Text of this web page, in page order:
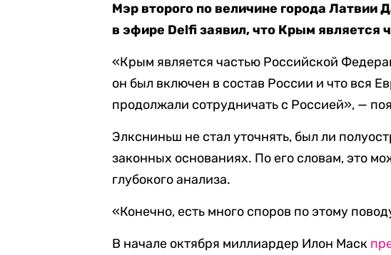
Мэр второго по величине города Латвии
в эфире Delfi заявил, что Крым является
«Крым является частью Российской
он был включен в состав России и что вся
продолжали сотрудничать с Россией», —
Элксниньш не стал уточнять, был ли
законных основаниях. По его словам, это
глубокого анализа.
«Конечно, есть много споров по этому
В начале октября миллиардер Илон Маск